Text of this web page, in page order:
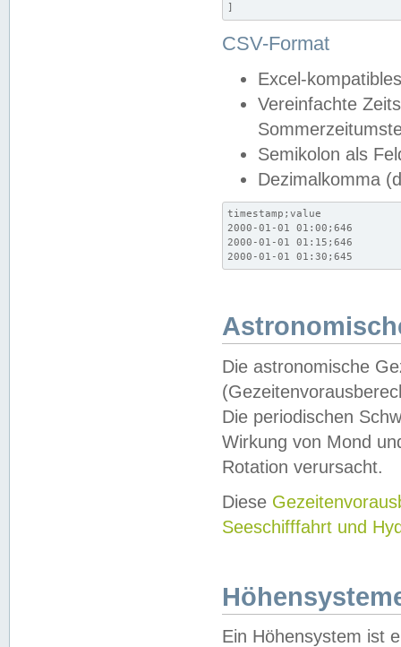
]
CSV-Format
Excel-
Vereinfachte
Semikolon als
Dezimalkomma
timestamp;value
2000-01-01 01:00;646
2000-01-01 01:15;646
2000-01-01 01:30;645
Die astronomische
Die periodischen
Wirkung von Mond
Rotation verursacht.
Diese
Seeschifffahrt und
Ein Höhensystem ist